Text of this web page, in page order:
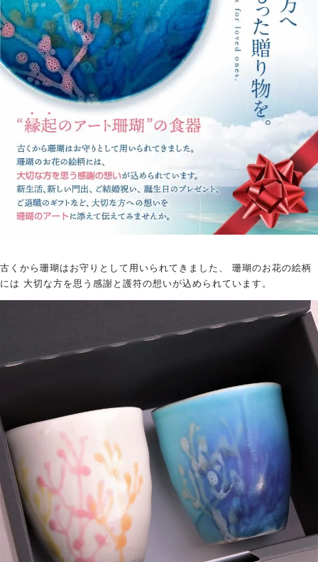
古くから珊瑚はお守りとして用いられてきました、 珊瑚のお花の絵柄
には 大切な方を思う感謝と護符の想いが込められています。